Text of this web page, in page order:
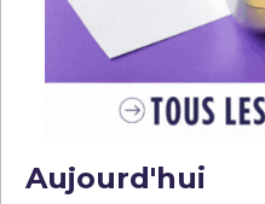
Aujourd'hui